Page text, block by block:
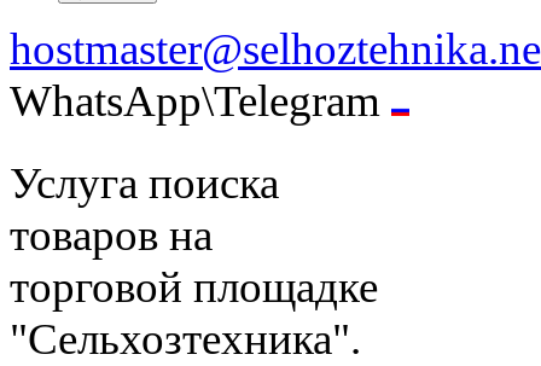
WhatsApp\Telegram
Услуга поиска
товаров на
торговой площадке
"Сельхозтехника".